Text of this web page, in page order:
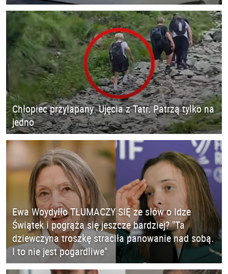
Chłopiec przyłapany. Ujęcia z Tatr. Patrzą tylko na
jedno
Ewa Woydyłło TŁUMACZY SIĘ ze słów o Idze
Świątek i pogrąża się jeszcze bardziej? "Ta
dziewczyna troszkę straciła panowanie nad sobą.
I to nie jest pogardliwe"